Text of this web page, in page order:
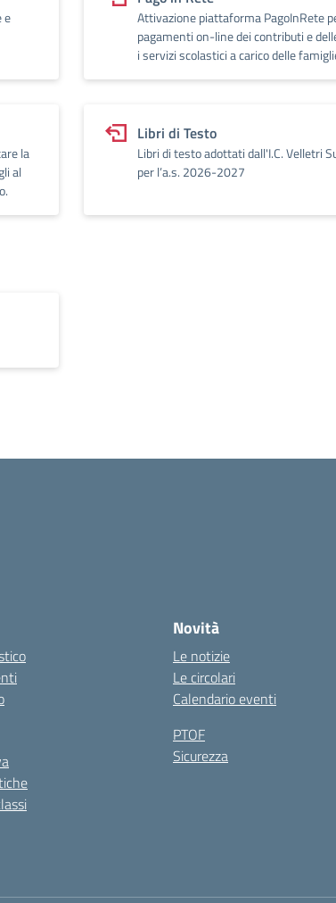
e
Attivazione piattaforma PagoInRete
pagamenti on-line dei contributi e
i servizi scolastici a carico delle
la
al
Libri di Testo
Libri di testo adottati dall'I.C. Velletri
per l’a.s. 2026-2027
Novità
Le notizie
Le circolari
Calendario eventi
PTOF
Sicurezza